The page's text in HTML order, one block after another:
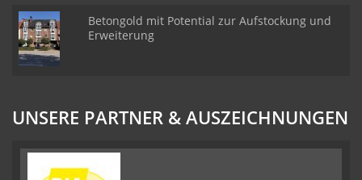
Betongold mit Potential zur Aufstockung und
Erweiterung
UNSERE PARTNER & AUSZEICHNUNGEN